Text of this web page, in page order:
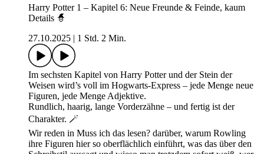
Harry Potter 1 – Kapitel 6: Neue Freunde & Feinde, kaum
Details 🧙
27.10.2025
1 Std. 2 Min.
Im sechsten Kapitel von Harry Potter und der Stein der
Weisen wird’s voll im Hogwarts-Express – jede Menge neue
Figuren, jede Menge Adjektive.
Rundlich, haarig, lange Vorderzähne – und fertig ist der
Charakter. 🪄
Wir reden in Muss ich das lesen? darüber, warum Rowling
ihre Figuren hier so oberflächlich einführt, was das über den